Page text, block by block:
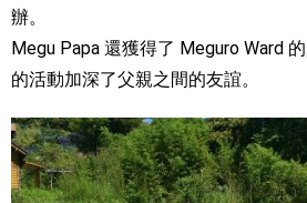
辦。
Megu Papa 還獲得了 Meguro Ward
的活動加深了父親之間的友誼。